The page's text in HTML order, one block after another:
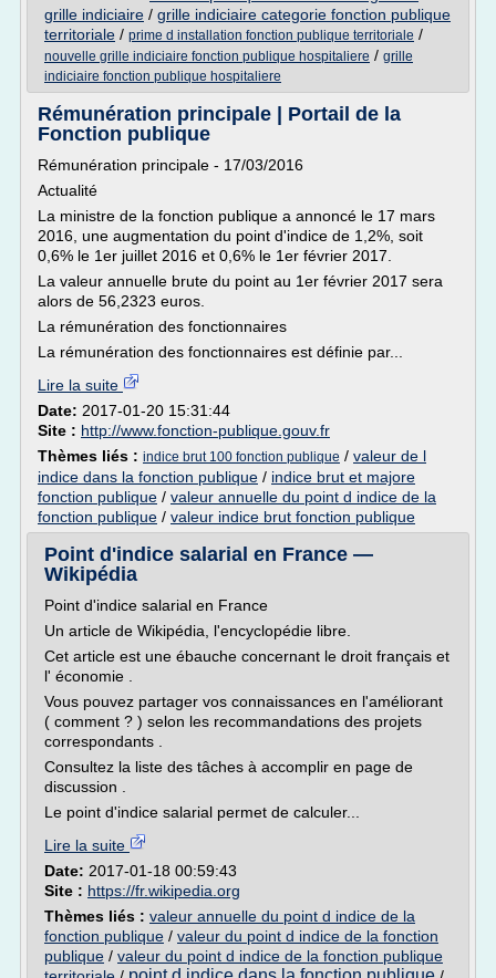
grille indiciaire / grille indiciaire categorie fonction publique
territoriale / prime d installation fonction publique territoriale /
nouvelle grille indiciaire fonction publique hospitaliere / grille
indiciaire fonction publique hospitaliere
Rémunération principale | Portail de la
Fonction publique
Rémunération principale - 17/03/2016
Actualité
La ministre de la fonction publique a annoncé le 17 mars
2016, une augmentation du point d'indice de 1,2%, soit
0,6% le 1er juillet 2016 et 0,6% le 1er février 2017.
La valeur annuelle brute du point au 1er février 2017 sera
alors de 56,2323 euros.
La rémunération des fonctionnaires
La rémunération des fonctionnaires est définie par...
Lire la suite
Date: 2017-01-20 15:31:44
Site : http://www.fonction-publique.gouv.fr
Thèmes liés : indice brut 100 fonction publique / valeur de l
indice dans la fonction publique / indice brut et majore
fonction publique / valeur annuelle du point d indice de la
fonction publique / valeur indice brut fonction publique
Point d'indice salarial en France —
Wikipédia
Point d'indice salarial en France
Un article de Wikipédia, l'encyclopédie libre.
Cet article est une ébauche concernant le droit français et
l' économie .
Vous pouvez partager vos connaissances en l'améliorant
( comment ? ) selon les recommandations des projets
correspondants .
Consultez la liste des tâches à accomplir en page de
discussion .
Le point d'indice salarial permet de calculer...
Lire la suite
Date: 2017-01-18 00:59:43
Site : https://fr.wikipedia.org
Thèmes liés : valeur annuelle du point d indice de la
fonction publique / valeur du point d indice de la fonction
publique / valeur du point d indice de la fonction publique